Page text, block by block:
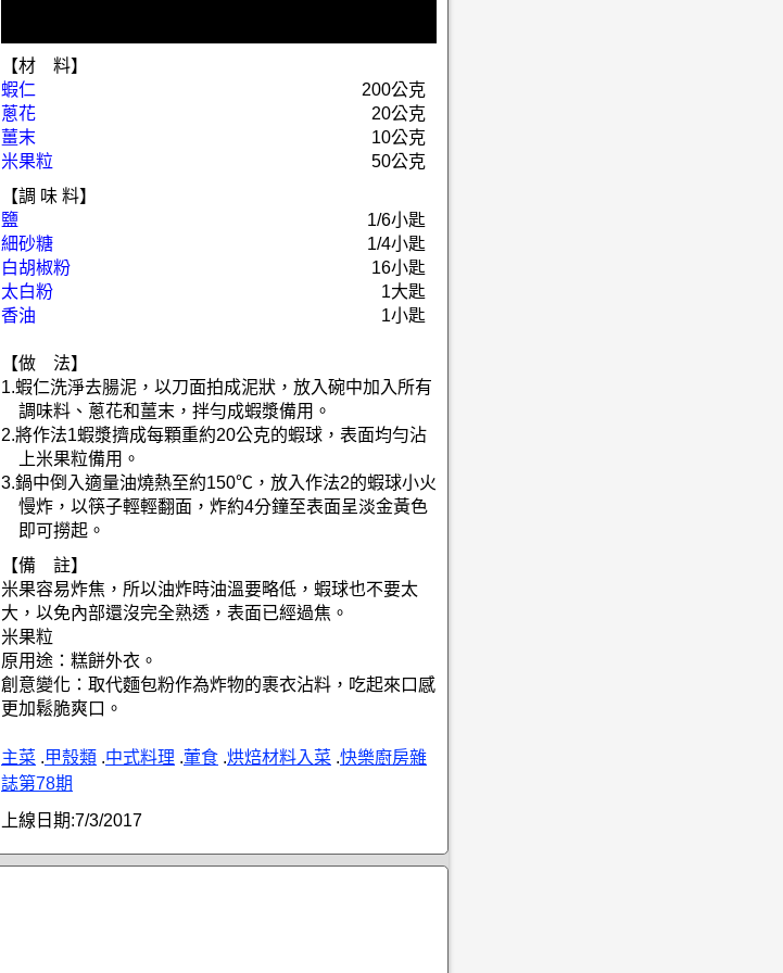
【材 料】
蝦仁
200公克
蔥花
20公克
薑末
10公克
米果粒
50公克
【調 味 料】
鹽
1/6小匙
細砂糖
1/4小匙
白胡椒粉
16小匙
太白粉
1大匙
香油
1小匙
【做 法】
1.蝦仁洗淨去腸泥，以刀面拍成泥狀，放入碗中加入所有
調味料、蔥花和薑末，拌勻成蝦漿備用。
2.將作法1蝦漿擠成每顆重約20公克的蝦球，表面均勻沾
上米果粒備用。
3.鍋中倒入適量油燒熱至約150℃，放入作法2的蝦球小火
慢炸，以筷子輕輕翻面，炸約4分鐘至表面呈淡金黃色
即可撈起。
【備 註】
米果容易炸焦，所以油炸時油溫要略低，蝦球也不要太
大，以免內部還沒完全熟透，表面已經過焦。
米果粒
原用途：糕餅外衣。
創意變化：取代麵包粉作為炸物的裹衣沾料，吃起來口感
更加鬆脆爽口。
主菜 .甲殼類 .中式料理 .葷食 .烘焙材料入菜 .快樂廚房雜
誌第78期
上線日期:7/3/2017